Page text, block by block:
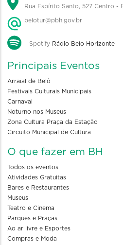
Rua Espírito Santo, 527 Centro -
belotur@pbh.gov.br
Spotify Rádio Belo Horizonte
Principais Eventos
Arraial de Belô
Festivais Culturais Municipais
Carnaval
Noturno nos Museus
Zona Cultura Praça da Estação
Circuito Municipal de Cultura
O que fazer em BH
Todos os eventos
Atividades Gratuitas
Bares e Restaurantes
Museus
Teatro e Cinema
Parques e Praças
Ao ar livre e Esportes
Compras e Moda